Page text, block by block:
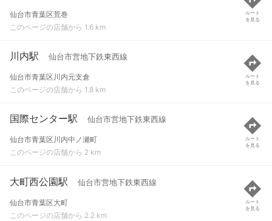
仙台市青葉区荒巻
このページの店舗から 1.6 km
ルート
を見る
川内駅 仙台市営地下鉄東西線
仙台市青葉区川内元支倉
このページの店舗から 1.8 km
ルート
を見る
国際センター駅 仙台市営地下鉄東西線
仙台市青葉区川内中ノ瀬町
このページの店舗から 2 km
ルート
を見る
大町西公園駅 仙台市営地下鉄東西線
仙台市青葉区大町
このページの店舗から 2.2 km
ルート
を見る